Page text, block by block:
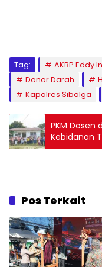
Tag: AKBP Eddy
Donor Darah
Kapolres Sibolga
PKM Dosen
Kebidanan
Medan:
Pos Terkait